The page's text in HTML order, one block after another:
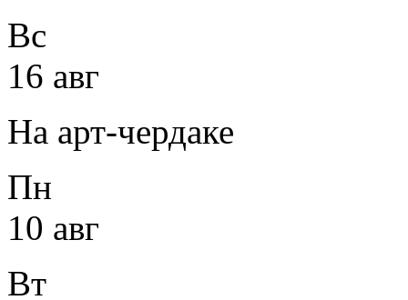
Вс
16 авг
На арт-чердаке
Пн
10 авг
Вт